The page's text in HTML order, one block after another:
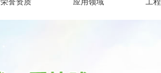
荣誉资质 应用领域 工